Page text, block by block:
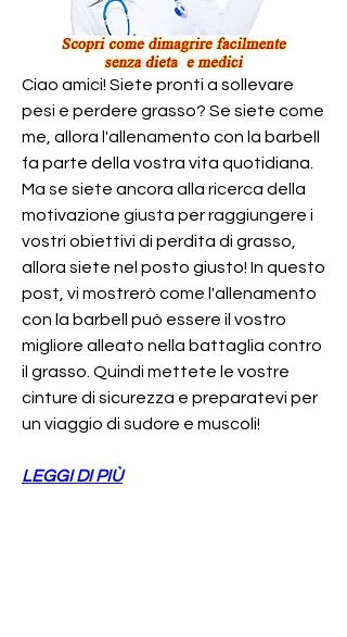
Ciao amici! Siete pronti a sollevare
pesi e perdere grasso? Se siete come
me, allora l'allenamento con la barbell
fa parte della vostra vita quotidiana.
Ma se siete ancora alla ricerca della
motivazione giusta per raggiungere i
vostri obiettivi di perdita di grasso,
allora siete nel posto giusto! In questo
post, vi mostrerò come l'allenamento
con la barbell può essere il vostro
migliore alleato nella battaglia contro
il grasso. Quindi mettete le vostre
cinture di sicurezza e preparatevi per
un viaggio di sudore e muscoli!
LEGGI DI PIÙ